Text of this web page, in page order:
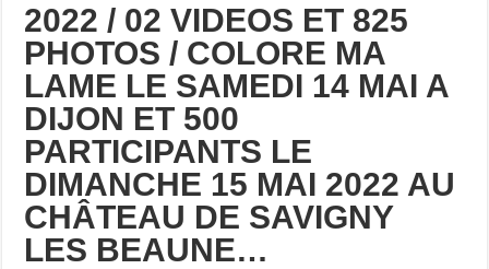
2022 / 02 VIDEOS ET 825
PHOTOS / COLORE MA
LAME LE SAMEDI 14 MAI A
DIJON ET 500
PARTICIPANTS LE
DIMANCHE 15 MAI 2022 AU
CHÂTEAU DE SAVIGNY
LES BEAUNE…